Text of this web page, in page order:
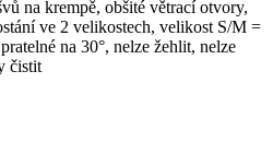
na krempě, obšité větrací otvory,
ve 2 velikostech, velikost S/M =
na 30°, nelze žehlit, nelze
čistit